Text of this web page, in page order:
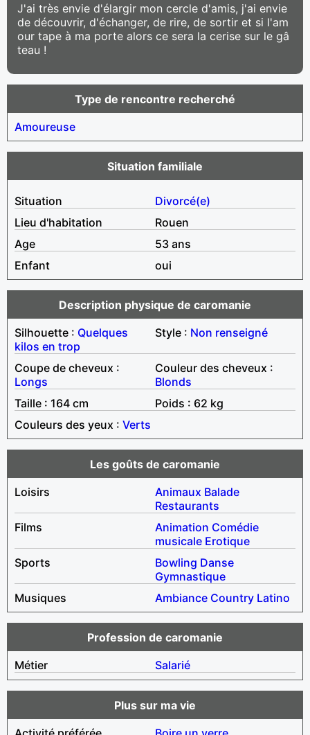
J'ai très envie d'élargir mon cercle d'amis, j'ai envie
de découvrir, d'échanger, de rire, de sortir et si l'am
our tape à ma porte alors ce sera la cerise sur le gâ
teau !
Type de rencontre recherché
Amoureuse
Situation familiale
Situation
Divorcé(e)
Lieu d'habitation
Rouen
Age
53 ans
Enfant
oui
Description physique de caromanie
Silhouette : Quelques
kilos en trop
Style : Non renseigné
Coupe de cheveux :
Longs
Couleur des cheveux :
Blonds
Taille : 164 cm
Poids : 62 kg
Couleurs des yeux : Verts
Les goûts de caromanie
Loisirs
Animaux Balade
Restaurants
Films
Animation Comédie
musicale Erotique
Sports
Bowling Danse
Gymnastique
Musiques
Ambiance Country Latino
Profession de caromanie
Métier
Salarié
Plus sur ma vie